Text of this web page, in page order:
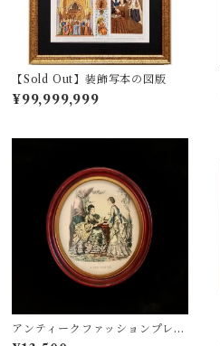
【Sold Out】装飾写本の図版
¥99,999,999
アンティークファッションプレー
ト D